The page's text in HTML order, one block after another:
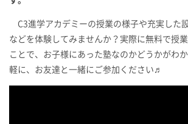
C3進学アカデミーの授業の様子や充実した
などを体験してみませんか？実際に無料で授
ことで、お子様にあった塾なのかどうかがわ
軽に、お友達と一緒にご参加ください♬